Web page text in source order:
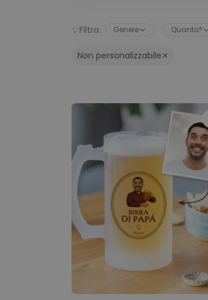
Filtro: Genere Quanto?
Non personalizzabile